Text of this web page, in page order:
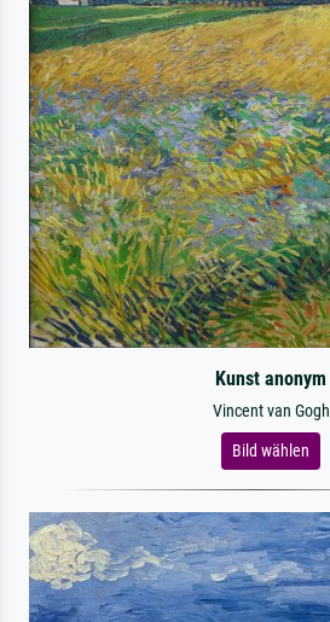
Kunst anonym
Vincent van Gogh
Bild wählen